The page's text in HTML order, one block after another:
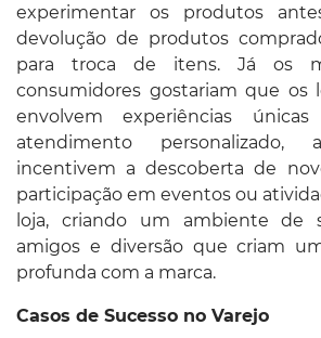
experimentar os produtos
devolução de produtos
para troca de itens. Já os
consumidores gostariam que os
envolvem experiências
atendimento personalizado,
incentivem a descoberta de
participação em eventos ou
loja, criando um ambiente de
amigos e diversão que criam
profunda com a marca.
Casos de Sucesso no Varejo